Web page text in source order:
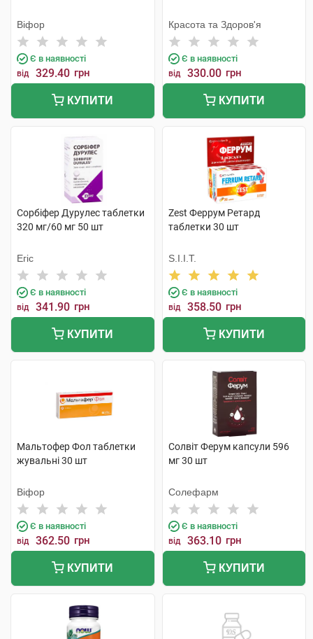
Віфор
Є в наявності
від 329.40 грн
КУПИТИ
Красота та Здоров'я
Є в наявності
від 330.00 грн
КУПИТИ
Сорбіфер Дурулес таблетки
320 мг/60 мг 50 шт
Егіс
Є в наявності
від 341.90 грн
КУПИТИ
Zest Феррум Ретард
таблетки 30 шт
S.I.I.T.
Є в наявності
від 358.50 грн
КУПИТИ
Мальтофер Фол таблетки
жувальні 30 шт
Віфор
Є в наявності
від 362.50 грн
КУПИТИ
Солвіт Ферум капсули 596
мг 30 шт
Солефарм
Є в наявності
від 363.10 грн
КУПИТИ